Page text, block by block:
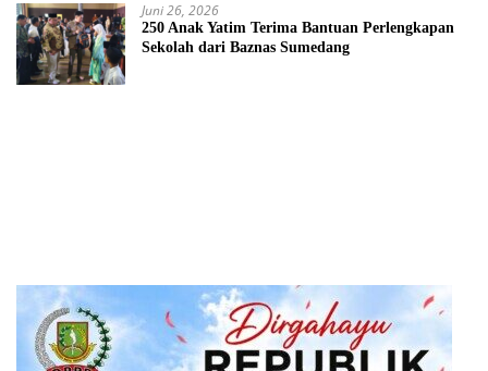
Juni 26, 2026
250 Anak Yatim Terima Bantuan Perlengkapan
Sekolah dari Baznas Sumedang